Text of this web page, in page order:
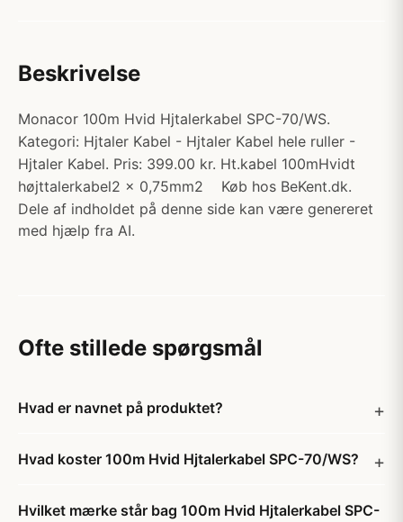
Beskrivelse
Monacor 100m Hvid Hjtalerkabel SPC-70/WS.
Kategori: Hjtaler Kabel - Hjtaler Kabel hele ruller -
Hjtaler Kabel. Pris: 399.00 kr. Ht.kabel 100mHvidt
højttalerkabel2 x 0,75mm2 Køb hos BeKent.dk.
Dele af indholdet på denne side kan være genereret
med hjælp fra AI.
Ofte stillede spørgsmål
Hvad er navnet på produktet?
Hvad koster 100m Hvid Hjtalerkabel SPC-70/WS?
Hvilket mærke står bag 100m Hvid Hjtalerkabel SPC-